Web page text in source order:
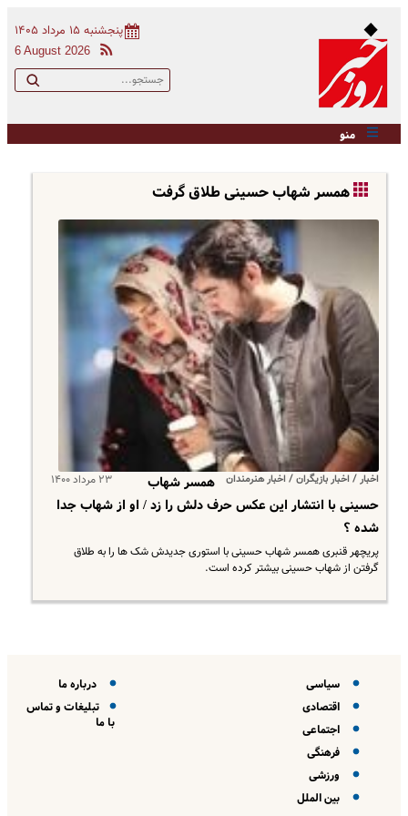
پنجشنبه ۱۵ مرداد ۱۴۰۵
6 August 2026
منو
همسر شهاب حسینی طلاق گرفت
اخبار / اخبار بازیگران / اخبار هنرمندان ۲۳ مرداد ۱۴۰۰
همسر شهاب
حسینی با انتشار این عکس حرف دلش را زد / او از شهاب جدا
شده ؟
​پریچهر قنبری همسر شهاب حسینی با استوری جدیدش شک ها را به طلاق
گرفتن از شهاب حسینی بیشتر کرده است.
سیاسی
اقتصادی
اجتماعی
فرهنگی
ورزشی
بین الملل
درباره ما
تبلیغات و تماس
با ما